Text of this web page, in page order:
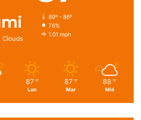
Clouds
89º - 86º
76%
1.01 mph
87 ℉
Lun
87 ℉
Mar
88 ℉
Mié